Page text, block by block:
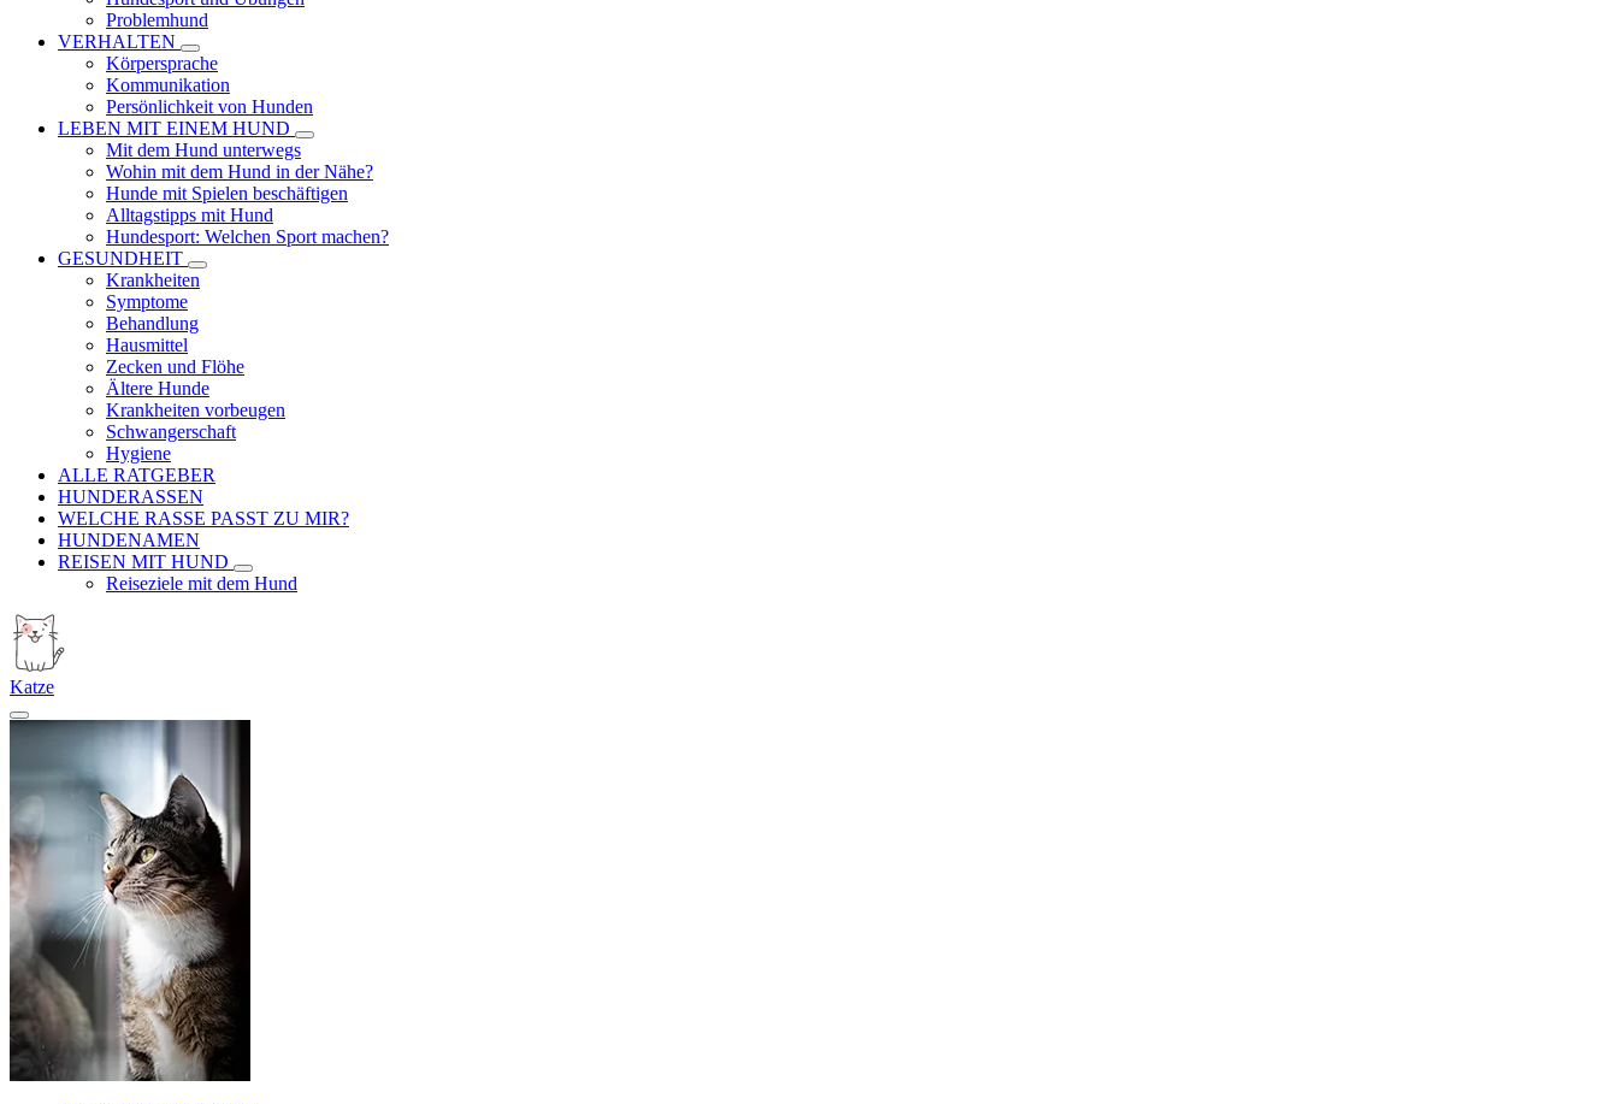
Problemhund
VERHALTEN
Körpersprache
Kommunikation
Persönlichkeit von Hunden
LEBEN MIT EINEM HUND
Mit dem Hund unterwegs
Wohin mit dem Hund in der Nähe?
Hunde mit Spielen beschäftigen
Alltagstipps mit Hund
Hundesport: Welchen Sport machen?
GESUNDHEIT
Krankheiten
Symptome
Behandlung
Hausmittel
Zecken und Flöhe
Ältere Hunde
Krankheiten vorbeugen
Schwangerschaft
Hygiene
ALLE RATGEBER
HUNDERASSEN
WELCHE RASSE PASST ZU MIR?
HUNDENAMEN
REISEN MIT HUND
Reiseziele mit dem Hund
Katze